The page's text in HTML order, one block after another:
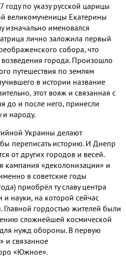
году по указу русской царицы
великомученицы Екатерины
изначально именовался
лично заложила первый
собора, что
города. Произошло
путешествия по землям
в истории название
, этот вояж и связанная с
до и после него, принесли
и народу.
Украины делают
переписать историю. И Днепр
от других городов и весей.
кампания «деколонизации» и
в советские годы
) приобрёл ту славу центра
и науки, на которой сейчас
. Главной гордостью жителей были
сложнейшей космической
нужд обороны. В первую
и связанное
«Южное».